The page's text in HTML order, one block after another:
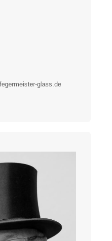
glass.de